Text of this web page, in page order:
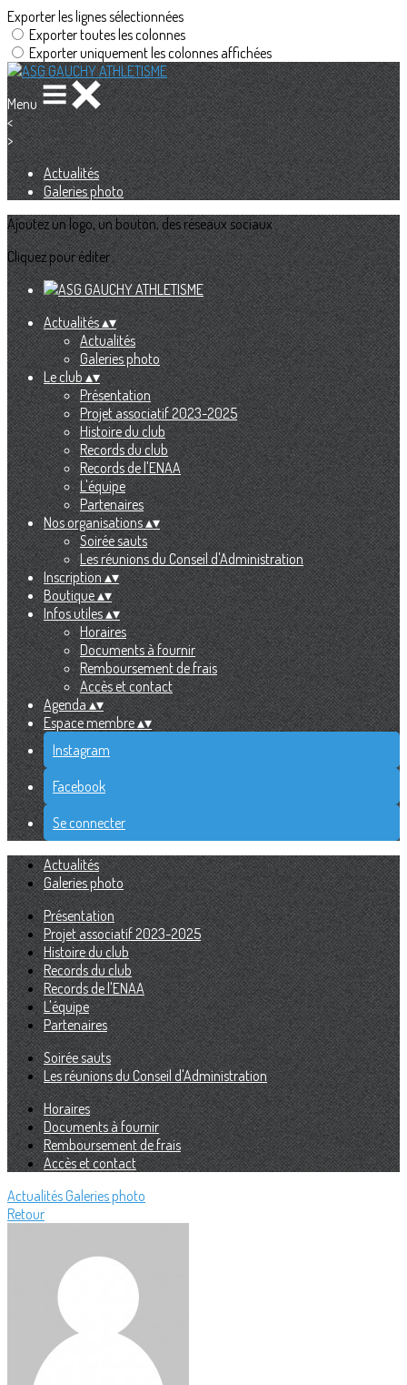
Exporter les lignes sélectionnées
Exporter toutes les colonnes
Exporter uniquement les colonnes affichées
Menu
<
>
Actualités
Galeries photo
Ajoutez un logo, un bouton, des réseaux sociaux
Cliquez pour éditer
Actualités▴▾
Actualités
Galeries photo
Le club▴▾
Présentation
Projet associatif 2023-2025
Histoire du club
Records du club
Records de l'ENAA
L'équipe
Partenaires
Nos organisations▴▾
Soirée sauts
Les réunions du Conseil d'Administration
Inscription▴▾
Boutique▴▾
Infos utiles▴▾
Horaires
Documents à fournir
Remboursement de frais
Accès et contact
Agenda▴▾
Espace membre▴▾
Instagram
Facebook
Se connecter
Actualités
Galeries photo
Présentation
Projet associatif 2023-2025
Histoire du club
Records du club
Records de l'ENAA
L'équipe
Partenaires
Soirée sauts
Les réunions du Conseil d'Administration
Horaires
Documents à fournir
Remboursement de frais
Accès et contact
Actualités Galeries photo
Retour